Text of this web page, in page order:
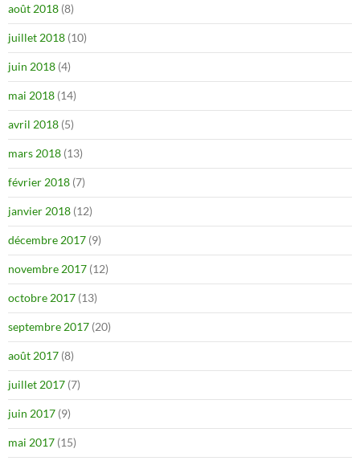
août 2018 (8)
juillet 2018 (10)
juin 2018 (4)
mai 2018 (14)
avril 2018 (5)
mars 2018 (13)
février 2018 (7)
janvier 2018 (12)
décembre 2017 (9)
novembre 2017 (12)
octobre 2017 (13)
septembre 2017 (20)
août 2017 (8)
juillet 2017 (7)
juin 2017 (9)
mai 2017 (15)